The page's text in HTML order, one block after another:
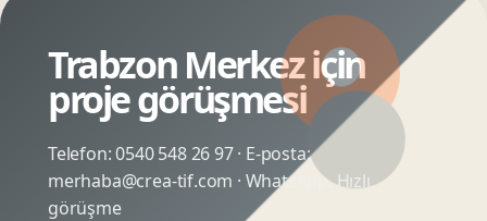
Trabzon Merkez için
proje görüşmesi
Telefon:0540 548 26 97· E-posta:
merhaba@crea-tif.com · WhatsApp:Hızlı
görüşme